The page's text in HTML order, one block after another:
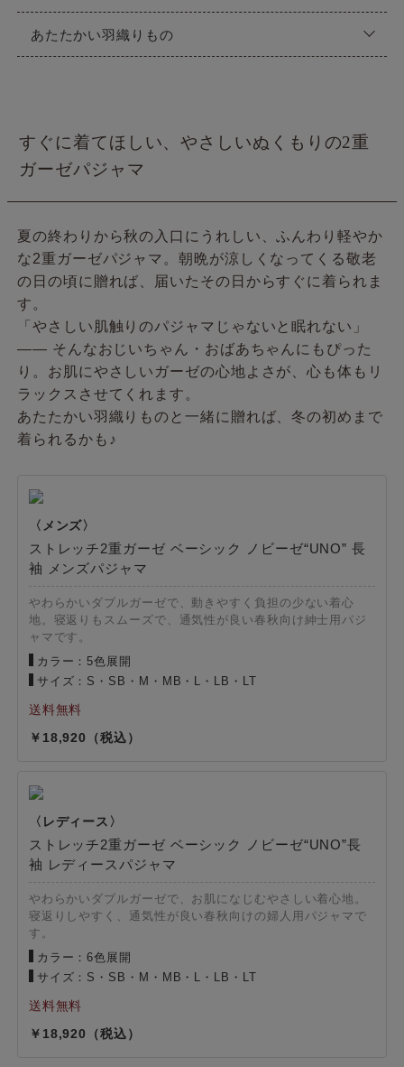
あたたかい羽織りもの
すぐに着てほしい、やさしいぬくもりの2重
ガーゼパジャマ
夏の終わりから秋の入口にうれしい、ふんわり軽やか
な2重ガーゼパジャマ。朝晩が涼しくなってくる敬老
の日の頃に贈れば、届いたその日からすぐに着られま
す。
「やさしい肌触りのパジャマじゃないと眠れない」
—— そんなおじいちゃん・おばあちゃんにもぴった
り。お肌にやさしいガーゼの心地よさが、心も体もリ
ラックスさせてくれます。
あたたかい羽織りものと一緒に贈れば、冬の初めまで
着られるかも♪
ストレッチ2重ガーゼ ベーシック ノビーゼ“UNO” 長
袖 メンズパジャマ
やわらかいダブルガーゼで、動きやすく負担の少ない着心
地。寝返りもスムーズで、通気性が良い春秋向け紳士用パジ
ャマです。
カラー：5色展開
サイズ：S・SB・M・MB・L・LB・LT
18,920
ストレッチ2重ガーゼ ベーシック ノビーゼ“UNO”長
袖 レディースパジャマ
やわらかいダブルガーゼで、お肌になじむやさしい着心地。
寝返りしやすく、通気性が良い春秋向けの婦人用パジャマで
す。
カラー：6色展開
サイズ：S・SB・M・MB・L・LB・LT
18,920